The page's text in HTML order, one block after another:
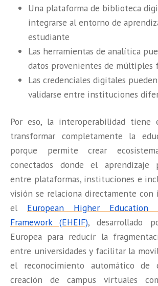
Una plataforma de biblioteca
integrarse al entorno de
estudiante
Las herramientas de analítica
datos provenientes de múltiples
Las credenciales digitales
validarse entre instituciones
Por eso, la interoperabilidad tiene
transformar completamente la
porque permite crear
conectados donde el aprendizaje
entre plataformas, instituciones e
visión se relaciona directamente con
el European Higher Education
Framework (EHEIF), desarrollado
Europea para reducir la
entre universidades y facilitar la
el reconocimiento automático de
creación de campus virtuales